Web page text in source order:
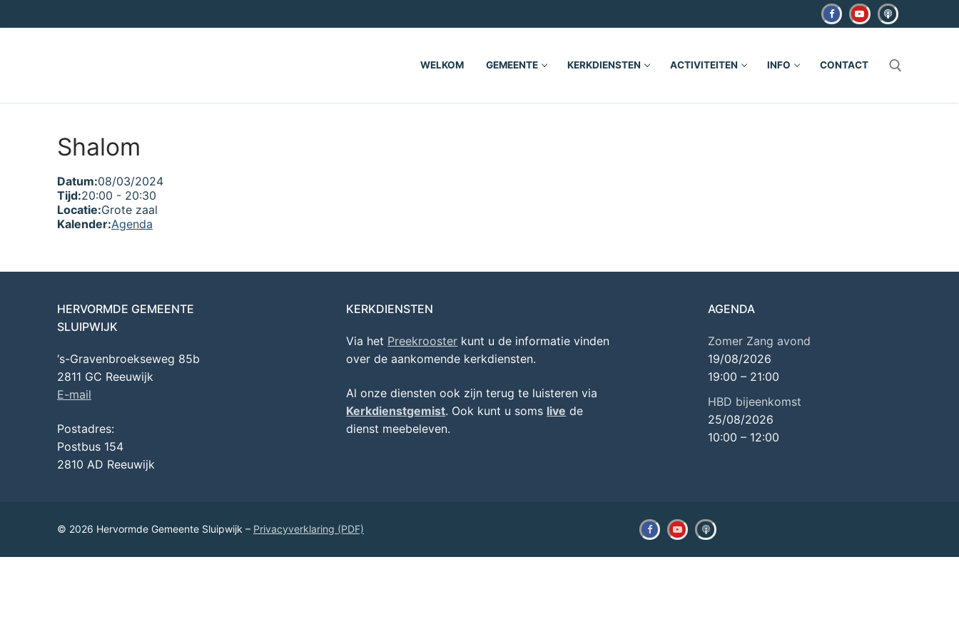
naar
WELKOM GEMEENTE KERKDIENSTEN ACTIVITEITEN INFO CONTACT
Shalom
Datum:08/03/2024
Tijd:20:00 - 20:30
Locatie:Grote zaal
Kalender:Agenda
HERVORMDE GEMEENTE
SLUIPWIJK
‘s-Gravenbroekseweg 85b
2811 GC Reeuwijk
E-mail
Postadres:
Postbus 154
2810 AD Reeuwijk
KERKDIENSTEN
Via het Preekrooster kunt u de informatie vinden
over de aankomende kerkdiensten.
Al onze diensten ook zijn terug te luisteren via
Kerkdienstgemist. Ook kunt u soms live de
dienst meebeleven.
AGENDA
Zomer Zang avond
19/08/2026
19:00 – 21:00
HBD bijeenkomst
25/08/2026
10:00 – 12:00
© 2026 Hervormde Gemeente Sluipwijk – Privacyverklaring (PDF)